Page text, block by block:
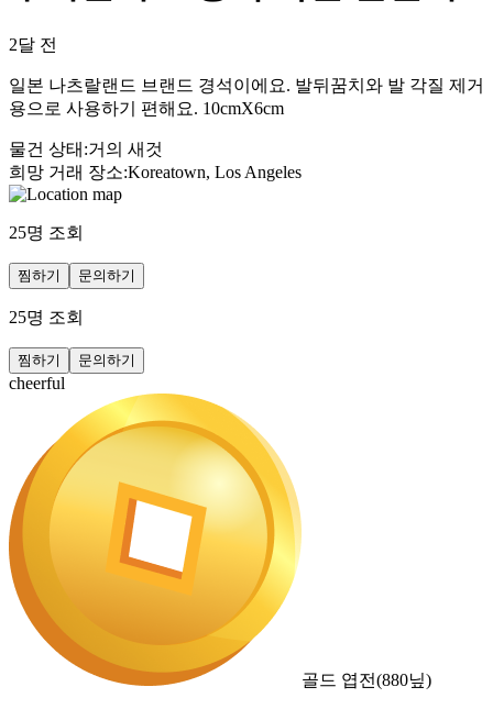
2달 전
일본 나츠랄랜드 브랜드 경석이에요. 발뒤꿈치와 발 각질 제거
용으로 사용하기 편해요. 10cmX6cm
물건 상태 :거의 새것
희망 거래 장소:Koreatown, Los Angeles
25명 조회
찜하기 문의하기
25명 조회
찜하기 문의하기
cheerful
골드 엽전(880닢)